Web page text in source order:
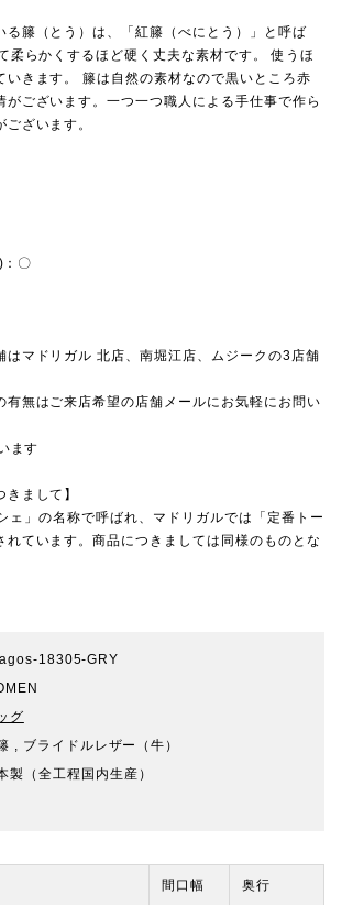
る籐（とう）は、「紅籐（べにとう）」と呼ば
柔らかくするほど硬く丈夫な素材です。 使うほ
いきます。 籐は自然の素材なので黒いところ赤
がございます。一つ一つ職人による手仕事で作ら
ざいます。
〇
は マドリガル 北店、南堀江店、ムジーク の3店舗
有無はご来店希望の店舗メールにお気軽にお問い
ます
きまして】
ェ」の名称で呼ばれ、マドリガルでは「定番トー
れています。商品につきましては同様のものとな
18305-GRY
グ
, ブライドルレザー（牛）
製（全工程国内生産）
間口幅 奥行